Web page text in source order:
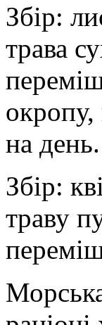
Збір:
трава
на день.
Збір:
траву